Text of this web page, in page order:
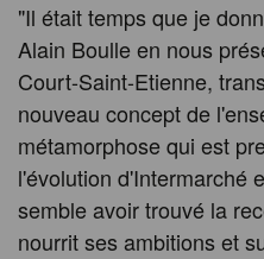
"Il était temps que je
Alain Boulle en nous
Court-Saint-Etienne,
nouveau concept de
métamorphose qui est
l'évolution d'Intermarché
semble avoir trouvé la
nourrit ses ambitions et